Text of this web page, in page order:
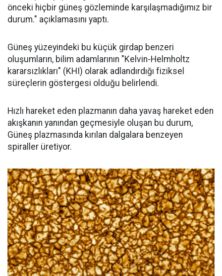
önceki hiçbir güneş gözleminde karşılaşmadığımız bir
durum." açıklamasını yaptı.
Güneş yüzeyindeki bu küçük girdap benzeri
oluşumların, bilim adamlarının "Kelvin-Helmholtz
kararsızlıkları" (KHI) olarak adlandırdığı fiziksel
süreçlerin göstergesi olduğu belirlendi.
Hızlı hareket eden plazmanın daha yavaş hareket eden
akışkanın yanından geçmesiyle oluşan bu durum,
Güneş plazmasında kırılan dalgalara benzeyen
spiraller üretiyor.